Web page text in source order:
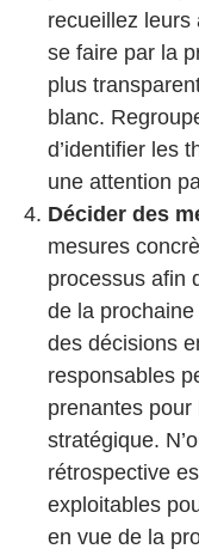
recueillez leurs
se faire par la
plus
blanc.
d’identifier les
une attention
Décider des
mesures
processus afin
de la
des décisions
responsables
prenantes pour
stratégique.
rétrospective
exploitables
en vue de la